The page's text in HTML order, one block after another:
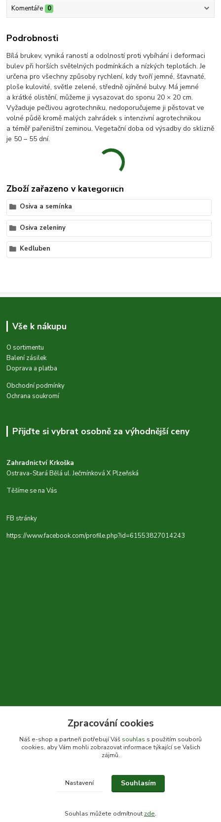
Komentáře 0
Podrobnosti
Bílá brukev, vyniká raností a odolností proti vybíhání i deformaci
bulev při horších světelných podmínkách a nízkých teplotách. Je
určena pro všechny způsoby rychlení, kdy tvoří jemné, šťavnaté,
ploše kulovité, světle zelené, středně ojíněné bulvy. Má jemné
a krátké olistění, můžeme ji vysazovat do sponu 20 × 20 cm.
Vyžaduje pečlivou agrotechniku, nedoporučujeme ji pěstovat ve
volné půdě kromě malých zahrádek s intenzivní agrotechnikou
a téměř pařeništní zeminou. Vegetační doba od výsadby do sklizně
je 50 – 55 dní.
Zboží zařazeno v kategoriích
Osiva a semínka
Osiva zeleniny
Kedluben
Vše k nákupu
O sortimentu
Balení zásilek
Doprava a platba
Obchodní podmínky
Ochrana soukromí
Přijďte si vybrat osobně za výhodnější ceny
Zahradnictví Krkoška
Ostrava-Stará Bělá ul. Ječmínková X Plzeňská
Těšíme se na Vás
FB stránky
https://www.facebook.com/profile.php?id=61553827014243
+420 604 310 066
© Bylinky Krkoška 2020-2026
Zpracování cookies
Náš e-shop a partneři potřebují Váš souhlas s použitím souborů
cookies, aby Vám mohli zobrazovat informace týkající se Vašich
zájmů.
Nastavení Souhlasím
Souhlas můžete odmítnout zde.